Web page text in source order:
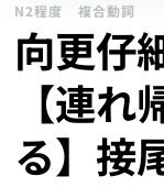
N2程度 複合動詞
向更仔
【連
る】接